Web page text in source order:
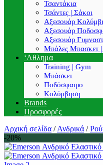
Τσαντάκια
Τσάντες | Σάκοι
Αξεσουάρ
Αξεσουάρ
Αξεσουάρ
Μπάλες Μπασκετ |
‘Αθλημα
Training | Gym
Μπάσκετ
Ποδόσφαιρο
Κολύμβηση
Brands
Προσφορές
Αρχική σελίδα /Ανδρικά /
-20%